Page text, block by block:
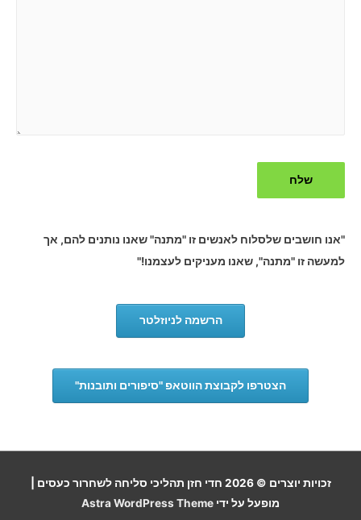
"אנו חושבים שלסלוח לאנשים זו "מתנה" שאנו נותנים להם, אך
למעשה זו "מתנה", שאנו מעניקים לעצמנו!"
הרשמה לניוזלטר
הצטרפו לקבוצת הווטאפ "סיפורים ותובנות"
זכויות יוצרים © 2026 חדי חזן תהליכי סליחה לשחרור כעסים
מופעל על ידי Astra WordPress Theme